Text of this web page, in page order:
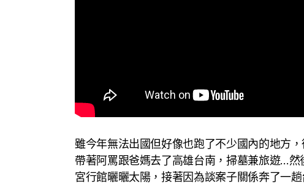
雖今年無法出國但好像也跑了不少國內的地方
帶著阿罵跟爸媽去了高雄台南，掃墓兼旅遊…
宮行館曬曬太陽，接著因為談案子關係奔了一